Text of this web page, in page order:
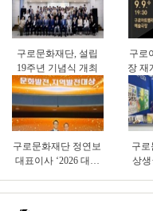
구로문화재단, 설립
19주년 기념식 개최
구로
장 재
한국
구로문화재단 정연보
대표이사 ‘2026 대한
구로
상